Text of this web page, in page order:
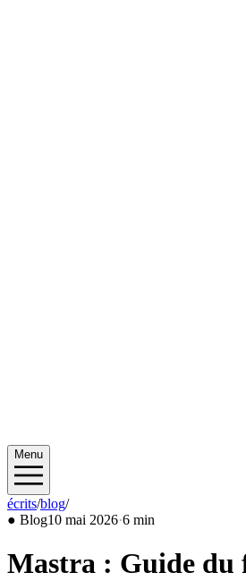
Menu
écrits/blog/2026/05
● Blog10 mai 2026·6 min
Mastra : Guide du